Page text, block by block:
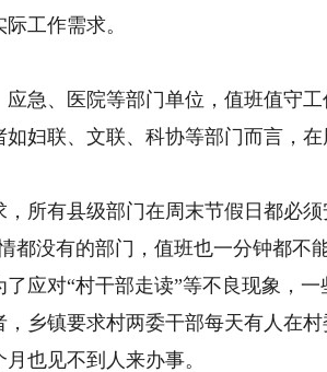
工作需求。
、医院等部门单位，值班值守工
妇联、文联、科协等部门而言，
有县级部门在周末节假日都必须
没有的部门，值班也一分钟都不能
对“村干部走读”等不良现象，一
乡镇要求村两委干部每天有人在
也见不到人来办事。